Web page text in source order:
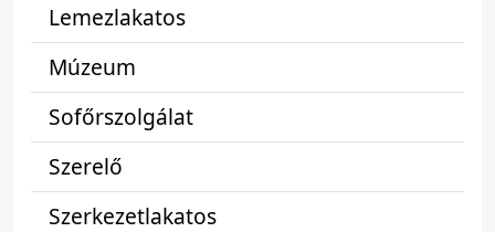
Lemezlakatos
Múzeum
Sofőrszolgálat
Szerelő
Szerkezetlakatos